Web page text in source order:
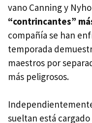
vano Canning y
“contrincantes”
compañía se han
temporada
maestros por
más peligrosos.
sueltan está